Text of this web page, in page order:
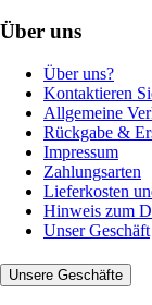
Über uns
Über uns?
Kontaktieren
Allgemeine
Rückgabe &
Impressum
Zahlungsarten
Lieferkosten
Hinweis zum
Unser Geschäft
Unsere Geschäfte